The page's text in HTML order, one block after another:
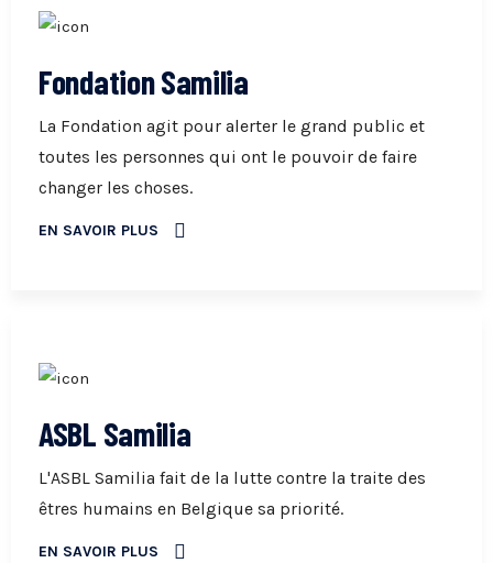
Fondation Samilia
La Fondation agit pour alerter le grand public et
toutes les personnes qui ont le pouvoir de faire
changer les choses.
EN SAVOIR PLUS
ASBL Samilia
L'ASBL Samilia fait de la lutte contre la traite des
êtres humains en Belgique sa priorité.
EN SAVOIR PLUS